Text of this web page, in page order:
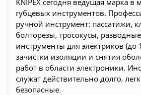
губцевых инструментов.
ручной инструмент: пассатижи,
болторезы, тросокусы,
инструменты для электриков (до
зачистки изоляции и снятия
работ в области электроники.
служат действительно долго,
безопасные.